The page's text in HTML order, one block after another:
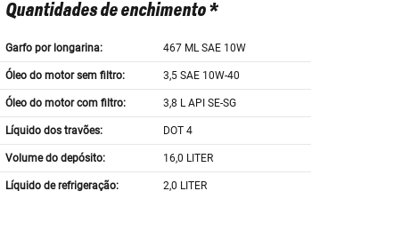
Quantidades de enchimento *
Garfo por longarina: 467 ML SAE 10W
Óleo do motor sem filtro: 3,5 SAE 10W-40
Óleo do motor com filtro: 3,8 L API SE-SG
Líquido dos travões: DOT 4
Volume do depósito: 16,0 LITER
Líquido de refrigeração: 2,0 LITER